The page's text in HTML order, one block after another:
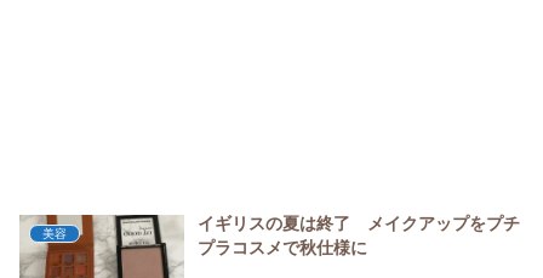
美容
イギリスの夏は終了 メイクアップをプチ
プラコスメで秋仕様に